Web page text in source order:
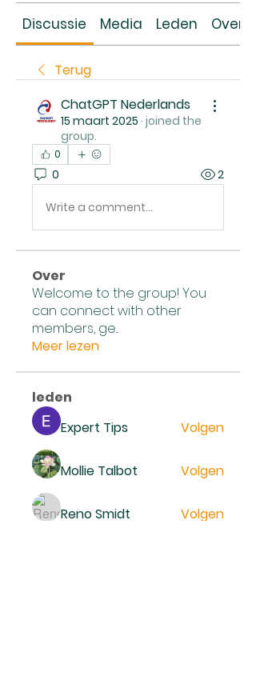
Discussie Media Leden Over
Terug
ChatGPT Nederlands
15 maart 2025 · joined the
group.
0
0 2
Write a comment...
Over
Welcome to the group! You
can connect with other
members, ge...
Meer lezen
leden
Expert Tips
Volgen
Mollie Talbot Volgen
Reno Smidt Volgen